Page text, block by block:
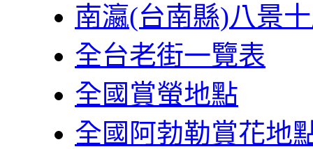
南瀛(台南縣)八景
全台老街一覽表
全國賞螢地點
全國阿勃勒賞花地